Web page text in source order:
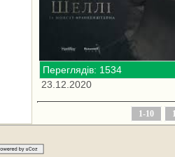
Переглядів: 1534
23.12.2020
1-10